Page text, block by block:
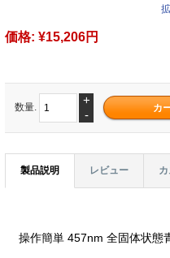
価格: ¥15,206円
数量.
+
-
製品説明 レビュー
操作簡単 457nm 全固体状態